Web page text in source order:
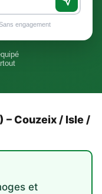
engagement
– Couzeix / Isle /
et